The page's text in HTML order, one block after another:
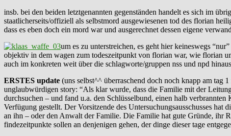
insb. bei den beiden letztgenannten gegenständen handelt es sich im
staatlicherseits/offiziell als selbstmord ausgewiesenen tod des florian
dass es eben doch ein mord war und ausgerechnet dessen eigene
um es zu unterstreichen, es geht hier keineswegs
objektiv in dem wagen zum todeszeitpunkt von florian war, wie florian
auch im konkreten weit über die schlagworte/gruppen nss und npd
ERSTES update (uns selbst^^ überraschend doch noch knapp am tag
unglaubwürdigen story: “Als klar wurde, dass die Familie mit der
durchsuchen – und fand u.a. den Schlüsselbund, einen halb
Verfügung gestellt. Der Vorsitzende des Untersuchungsausschusses
an ihn – oder den Anwalt der Familie. Die Familie hat gute Gründe,
findezeitpunkte sollen an denjenigen gehen, der dinge dieser tage